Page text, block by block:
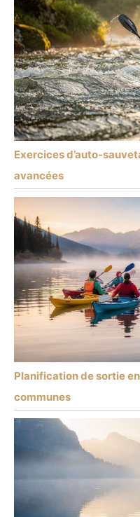
Exercices d’auto-
avancées
Planification de sortie
communes